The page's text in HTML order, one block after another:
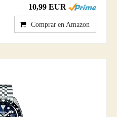
10,99 EUR
Comprar en Amazon